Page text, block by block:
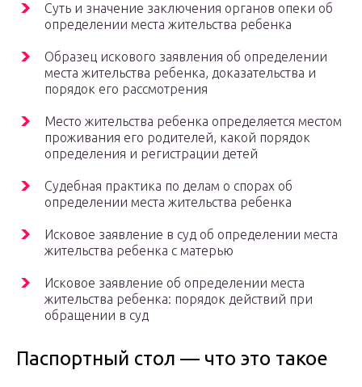
Суть и значение заключения органов опеки об
определении места жительства ребенка
Образец искового заявления об определении
места жительства ребенка, доказательства и
порядок его рассмотрения
Место жительства ребенка определяется местом
проживания его родителей, какой порядок
определения и регистрации детей
Судебная практика по делам о спорах об
определении места жительства ребенка
Исковое заявление в суд об определении места
жительства ребенка с матерью
Исковое заявление об определении места
жительства ребенка: порядок действий при
обращении в суд
Паспортный стол — что это такое